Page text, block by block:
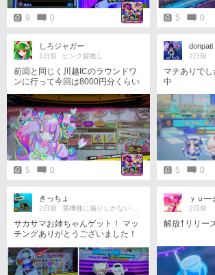
9 0 5 0
しろジャガー
1日前 ピンク髪推し
前回と同じく川越ICのラウンドワ
ンに行って今回は8000円分くらい
CCJに入れてきました、2台あった
のが1台に減らされてるので頑張っ
てクレジット入れて護らなきゃ…
という感じ 今日はチアモと紅刃を
ゲット、2人とも可愛いけどスキル
の使い方には慣れが必要なのでし
ばらくはソロで練習かな
5
0
donpati
2日前
マチありで
中
5 0
きっちょ
2日前 選機種に偏りしかない多機種勢
サカサマお姉ちゃんゲット！ マッ
チングありがとうございました！
行を見て『すごすぎる…！』と声
が漏れるなど。
ｙｕ―
2日前
解放†リリー